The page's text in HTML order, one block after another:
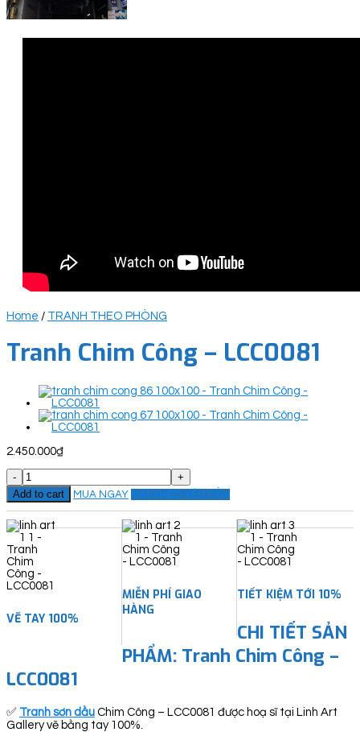
Home / TRANH THEO PHÒNG
Tranh Chim Công – LCC0081
2.450.000₫
Tranh
Chim
Công
-
LCC0081
quantity
Add to cart MUA NGAY ĐẶT THEO YÊU CẦU
VẼ TAY 100%
MIỄN PHÍ GIAO
HÀNG
TIẾT KIỆM TỚI 10%
CHI TIẾT SẢN
PHẨM: Tranh Chim Công –
LCC0081
✅ Tranh sơn dầu Chim Công – LCC0081 được hoạ sĩ tại Linh Art
Gallery vẽ bằng tay 100%.